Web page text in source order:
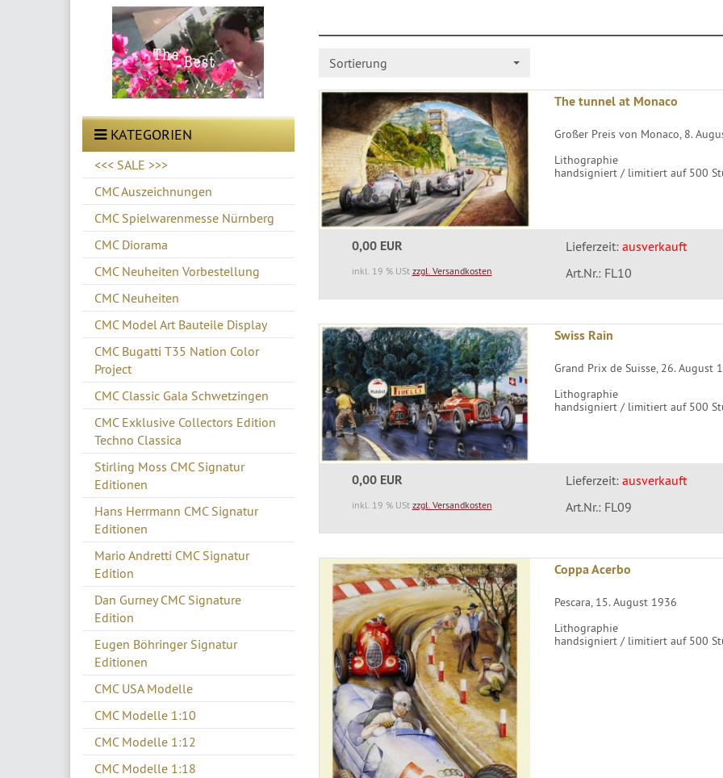
KATEGORIEN
<<< SALE >>>
CMC Auszeichnungen
CMC Spielwarenmesse Nürnberg
CMC Diorama
CMC Neuheiten Vorbestellung
CMC Neuheiten
CMC Model Art Bauteile Display
CMC Bugatti T35 Nation Color
Project
CMC Classic Gala Schwetzingen
CMC Exklusive Collectors Edition
Techno Classica
Stirling Moss CMC Signatur
Editionen
Hans Herrmann CMC Signatur
Editionen
Mario Andretti CMC Signatur
Edition
Dan Gurney CMC Signature
Edition
Eugen Böhringer Signatur
Editionen
CMC USA Modelle
CMC Modelle 1:10
CMC Modelle 1:12
CMC Modelle 1:18
Sortierung
The tunnel at Monaco
Großer Preis von Monaco, 8.
Lithographie
handsigniert / limitiert auf 500
0,00 EUR
inkl. 19 % USt zzgl. Versandkosten
Lieferzeit: ausverkauft
Art.Nr.: FL10
Swiss Rain
Grand Prix de Suisse, 26. August
Lithographie
handsigniert / limitiert auf 500
0,00 EUR
inkl. 19 % USt zzgl. Versandkosten
Lieferzeit: ausverkauft
Art.Nr.: FL09
Coppa Acerbo
Pescara, 15. August 1936
Lithographie
handsigniert / limitiert auf 500